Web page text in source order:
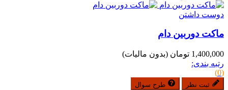
دوست داشتن
ماكت دوربين دام
1,400,000 تومان
(بدون مالیات)
رتبه بندی:
(0)
ثبت نظر طرح سوال